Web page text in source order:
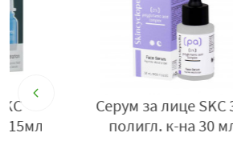
Серум за лице SKC анти-
ейдж 3х15мл